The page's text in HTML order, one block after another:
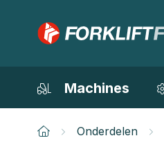
Machines
Onderdelen